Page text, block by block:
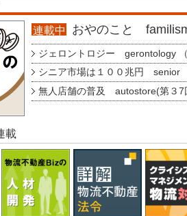
連載中 おやのこと
ジェロントロジー gerontology （
シニア市場は１００兆円 senior
無人店舗の普及 autostore(第３7
載